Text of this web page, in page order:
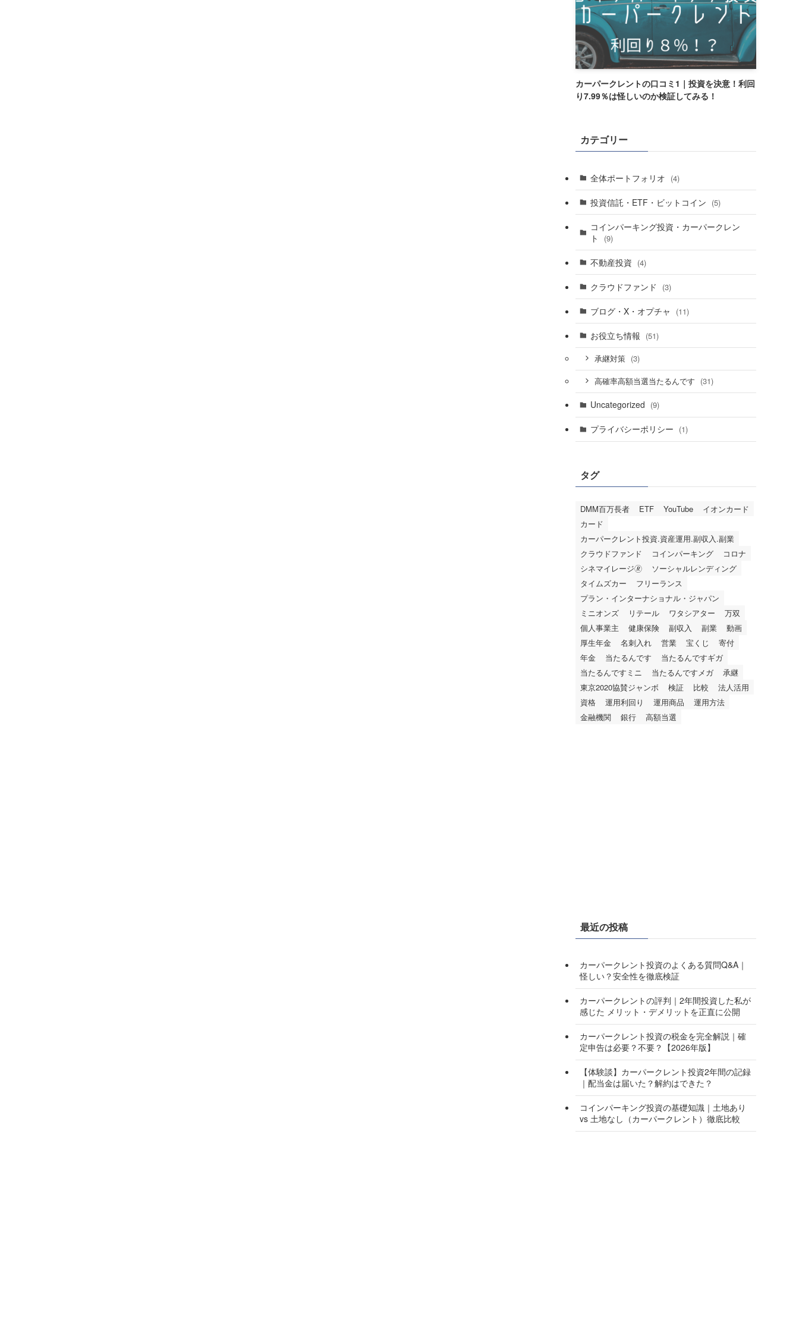
カーパークレントの口コミ1｜投資を決意！利回
り7.99％は怪しいのか検証してみる！
カテゴリー
全体ポートフォリオ (4)
投資信託・ETF・ビットコイン (5)
コインパーキング投資・カーパークレン
ト
(9)
不動産投資 (4)
クラウドファンド (3)
ブログ・X・オプチャ (11)
お役立ち情報 (51)
承継対策 (3)
高確率高額当選当たるんです (31)
Uncategorized (9)
プライバシーポリシー (1)
タグ
DMM百万長者 ETF YouTube
イオンカード
カード
カーパークレント投資.資産運用.副収入.副業
クラウドファンド
コインパーキング
コロナ
シネマイレージ🄬
ソーシャルレンディング
タイムズカー
フリーランス
プラン・インターナショナル・ジャパン
ミニオンズ
リテール ワタシアター
万双
個人事業主
健康保険 副収入 副業
動画
厚生年金
名刺入れ 営業 宝くじ
寄付
年金
当たるんです
当たるんですギガ
当たるんですミニ
当たるんですメガ
承継
東京2020協賛ジャンボ
検証 比較
法人活用
資格
運用利回り 運用商品
運用方法
金融機関
銀行 高額当選
最近の投稿
カーパークレント投資のよくある質問Q&A｜
怪しい？安全性を徹底検証
カーパークレントの評判｜2年間投資した私が
感じた メリット・デメリットを正直に公開
カーパークレント投資の税金を完全解説｜確
定申告は必要？不要？【2026年版】
【体験談】カーパークレント投資2年間の記録
｜配当金は届いた？解約はできた？
コインパーキング投資の基礎知識｜土地あり
vs 土地なし（カーパークレント）徹底比較